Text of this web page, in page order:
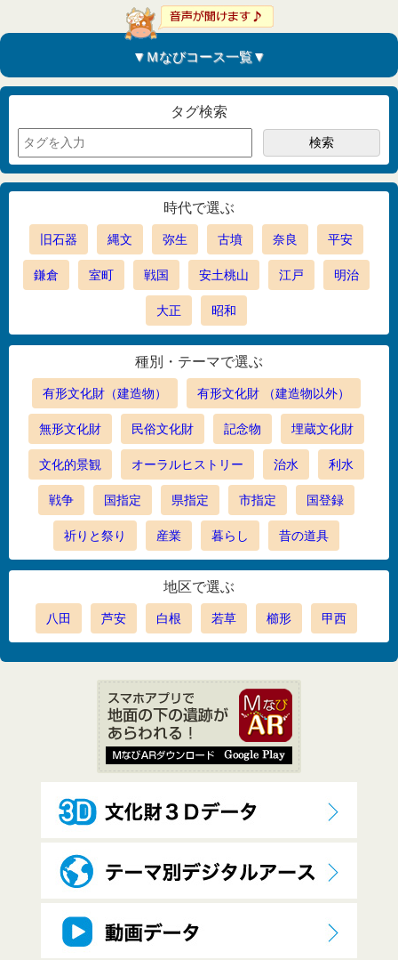
▼Ｍなびコース一覧▼
タグ検索
時代で選ぶ
旧石器 縄文 弥生 古墳 奈良 平安
鎌倉 室町 戦国 安土桃山 江戸 明治
大正 昭和
種別・テーマで選ぶ
有形文化財（建造物） 有形文化財 （建造物以外）
無形文化財 民俗文化財 記念物 埋蔵文化財
文化的景観 オーラルヒストリー 治水 利水
戦争 国指定 県指定 市指定 国登録
祈りと祭り 産業 暮らし 昔の道具
地区で選ぶ
八田 芦安 白根 若草 櫛形 甲西